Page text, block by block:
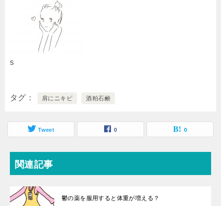
s
タグ 肩にニキビ 酒粕石鹸
Tweet 0 0
関連記事
鬱の薬を服用すると体重が増える？